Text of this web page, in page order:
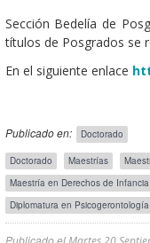
Sección Bedelía de
títulos de Posgrados se
En el siguiente enlace
Publicado en: Doctorado
Etiquetas
para
comunicados/avisos
posgrado
Doctorado Maestrías
Maestría en Derechos de
Diplomatura en Psicogerontología